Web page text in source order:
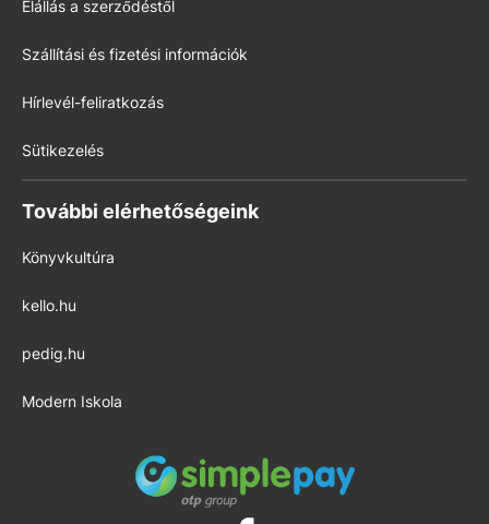
Elállás a szerződéstől
Szállítási és fizetési információk
Hírlevél-feliratkozás
Sütikezelés
További elérhetőségeink
Könyvkultúra
kello.hu
pedig.hu
Modern Iskola